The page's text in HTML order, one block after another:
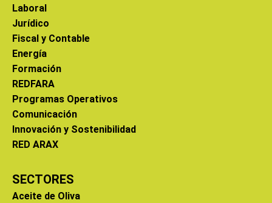
Laboral
Jurídico
Fiscal y Contable
Energía
Formación
REDFARA
Programas Operativos
Comunicación
Innovación y Sostenibilidad
RED ARAX
SECTORES
Aceite de Oliva